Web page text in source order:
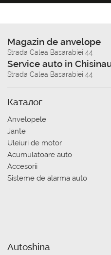
Magazin de anvelope
Strada Calea Basarabiei 44
Service auto in
Strada Calea Basarabiei 44
Каталог
Anvelopele
Jante
Uleiuri de motor
Acumulatoare auto
Accesorii
Sisteme de alarma auto
Autoshina